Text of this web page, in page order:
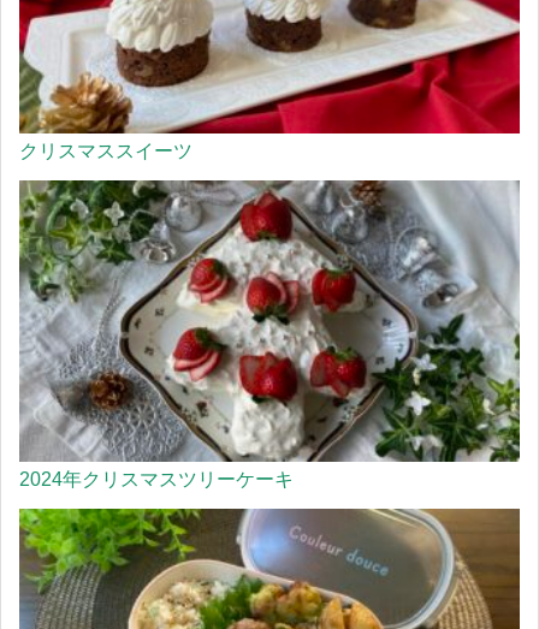
クリスマススイーツ
2024年クリスマスツリーケーキ